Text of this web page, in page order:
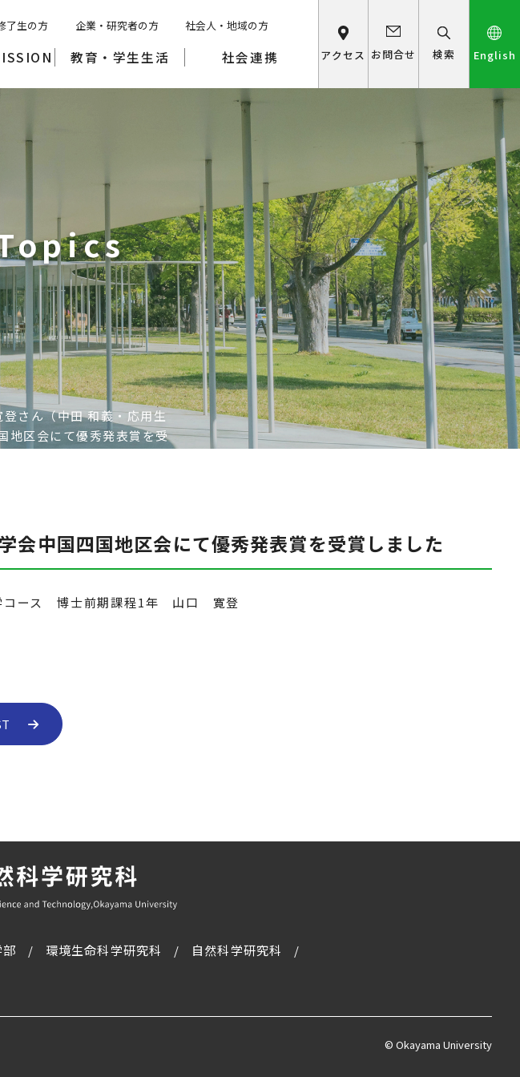
教育・学生生活 社会連携
了生の方 企業・研究者の方
社会人・地域の方
アクセス お問合せ 検索 English
さん（中田 和義・応用生
地区会にて優秀発表賞を受
中国四国地区会にて優秀発表賞を受賞しました
コース 博士前期課程1年 山口 寛登
環境生命科学研究科 自然科学研究科
© Okayama University